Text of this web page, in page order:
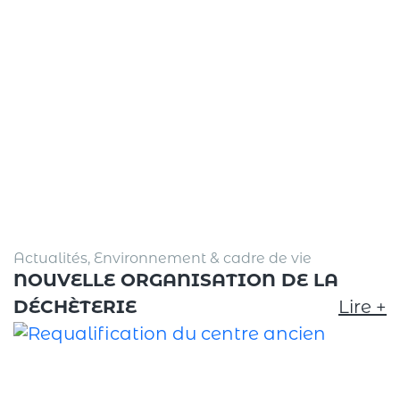
Actualités, Environnement & cadre de vie
NOUVELLE ORGANISATION DE LA
DÉCHÈTERIE
Lire +